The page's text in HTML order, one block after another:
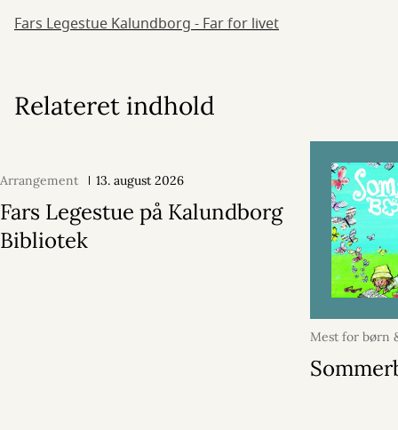
Fars Legestue Kalundborg - Far for livet
Relateret indhold
Arrangement 13. august 2026
Fars Legestue på Kalundborg
Bibliotek
Mest for børn
april 2026